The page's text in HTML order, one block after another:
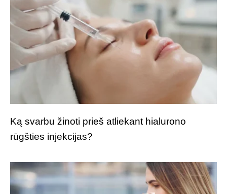
Ką svarbu žinoti prieš atliekant hialurono
rūgšties injekcijas?